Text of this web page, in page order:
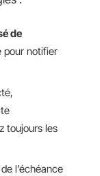
de
pour notifier
toujours les
l’échéance